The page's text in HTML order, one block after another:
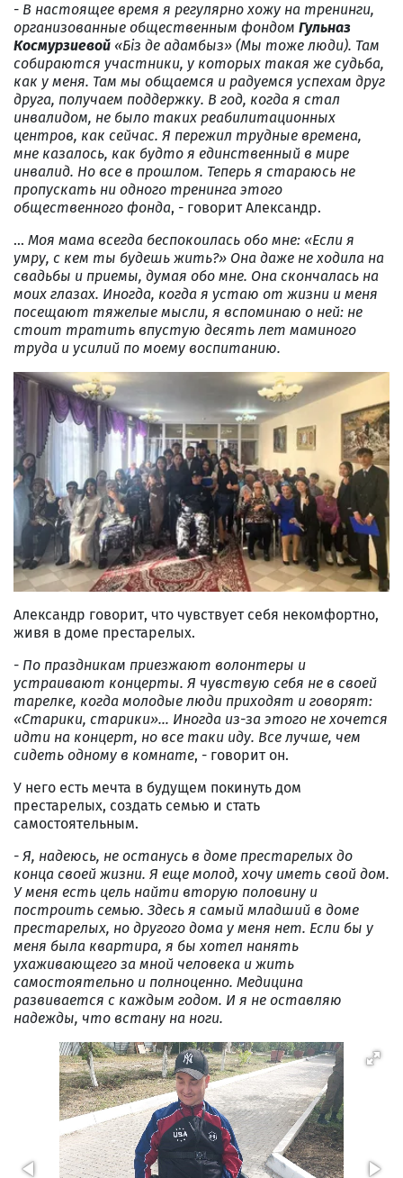
- В настоящее время я регулярно хожу на тренинги,
организованные общественным фондом Гульназ
Космурзиевой «Біз де адамбыз» (Мы тоже люди). Там
собираются участники, у которых такая же судьба,
как у меня. Там мы общаемся и радуемся успехам друг
друга, получаем поддержку. В год, когда я стал
инвалидом, не было таких реабилитационных
центров, как сейчас. Я пережил трудные времена,
мне казалось, как будто я единственный в мире
инвалид. Но все в прошлом. Теперь я стараюсь не
пропускать ни одного тренинга этого
общественного фонда, - говорит Александр.
… Моя мама всегда беспокоилась обо мне: «Если я
умру, с кем ты будешь жить?» Она даже не ходила на
свадьбы и приемы, думая обо мне. Она скончалась на
моих глазах. Иногда, когда я устаю от жизни и меня
посещают тяжелые мысли, я вспоминаю о ней: не
стоит тратить впустую десять лет маминого
труда и усилий по моему воспитанию.
Александр говорит, что чувствует себя некомфортно,
живя в доме престарелых.
- По праздникам приезжают волонтеры и
устраивают концерты. Я чувствую себя не в своей
тарелке, когда молодые люди приходят и говорят:
«Старики, старики»… Иногда из-за этого не хочется
идти на концерт, но все таки иду. Все лучше, чем
сидеть одному в комнате, - говорит он.
У него есть мечта в будущем покинуть дом
престарелых, создать семью и стать
самостоятельным.
- Я, надеюсь, не останусь в доме престарелых до
конца своей жизни. Я еще молод, хочу иметь свой дом.
У меня есть цель найти вторую половину и
построить семью. Здесь я самый младший в доме
престарелых, но другого дома у меня нет. Если бы у
меня была квартира, я бы хотел нанять
ухаживающего за мной человека и жить
самостоятельно и полноценно. Медицина
развивается с каждым годом. И я не оставляю
надежды, что встану на ноги.